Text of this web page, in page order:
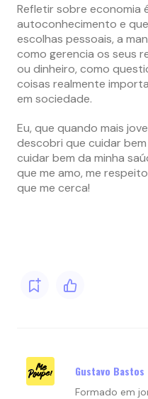
Refletir sobre economia
autoconhecimento e
escolhas pessoais, a
como gerencia os seus
ou dinheiro, como
coisas realmente
em sociedade.
Eu, que quando mais
descobri que cuidar
cuidar bem da minha
que me amo, me
que me cerca!
Gustavo Bastos
Formado em